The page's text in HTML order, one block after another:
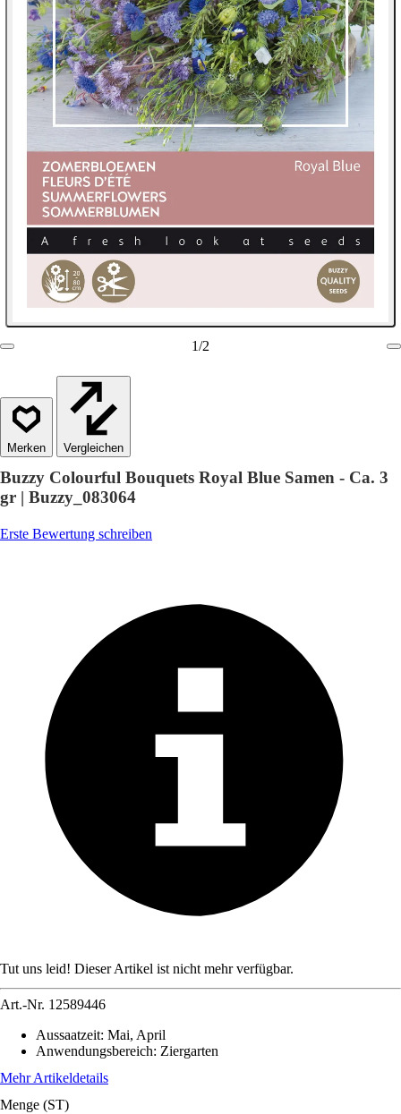
1/2
Vergleichen
Buzzy Colourful Bouquets Royal Blue Samen - Ca. 3
gr | Buzzy_083064
Erste Bewertung schreiben
Tut uns leid! Dieser Artikel ist nicht mehr verfügbar.
Art.-Nr. 12589446
Aussaatzeit: Mai, April
Anwendungsbereich: Ziergarten
Mehr Artikeldetails
Menge (ST)